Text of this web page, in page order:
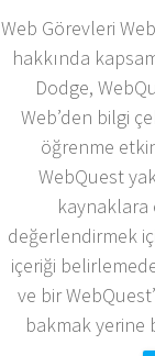
Web Görevleri
hakkında
Dodge,
Web’den bilgi
öğrenme
WebQuest
kaynaklara
değerlendirmek
içeriği
ve bir
bakmak